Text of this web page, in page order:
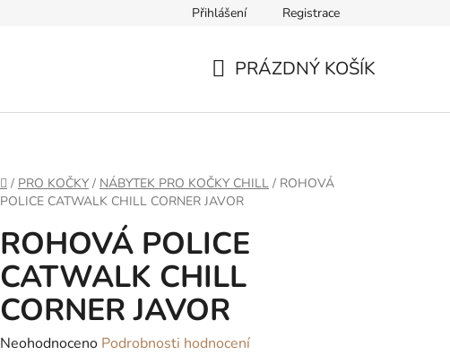
Formulář pro odstoupení od smlouvyPřihlášení Registrace
PRÁZDNÝ KOŠÍK
Domů
/ PRO KOČKY / NÁBYTEK PRO KOČKY CHILL / ROHOVÁ
POLICE CATWALK CHILL CORNER JAVOR
ROHOVÁ POLICE
CATWALK CHILL
CORNER JAVOR
Průměrné
Neohodnoceno Podrobnosti hodnocení